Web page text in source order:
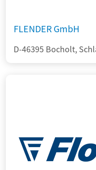
FLENDER GmbH
D-46395 Bocholt,